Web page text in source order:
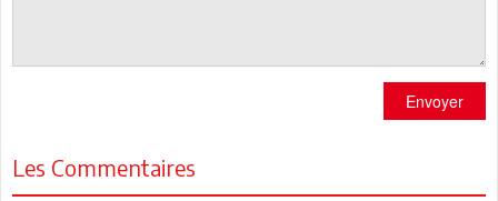
Envoyer
Les Commentaires